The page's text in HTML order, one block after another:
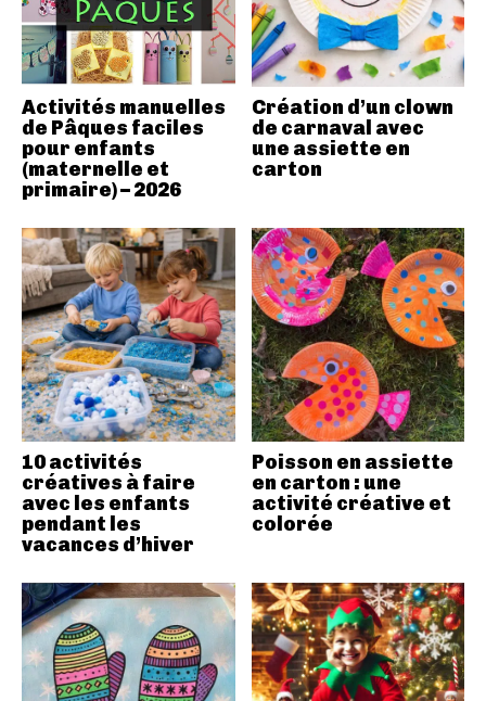
Activités manuelles
de Pâques faciles
pour enfants
(maternelle et
primaire) – 2026
Création d’un clown
de carnaval avec
une assiette en
carton
10 activités
créatives à faire
avec les enfants
pendant les
vacances d’hiver
Poisson en assiette
en carton : une
activité créative et
colorée